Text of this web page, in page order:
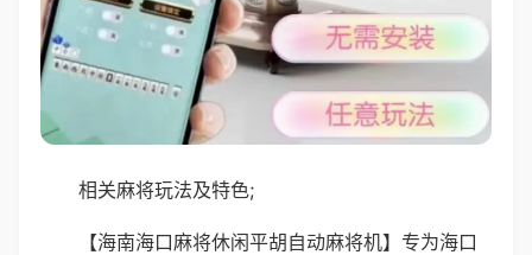
相关麻将玩法及特色;
【海南海口麻将休闲平胡自动麻将机】专为海口